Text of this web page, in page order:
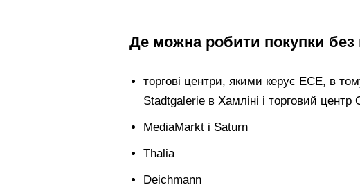
Де можна робити покупки без
торгові центри, якими керує ECE, в
Stadtgalerie в Хамліні і торговий
MediaMarkt i Saturn
Thalia
Deichmann